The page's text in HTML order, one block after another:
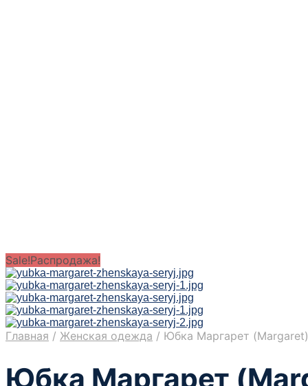
Sale!Распродажа!
Главная / Женская одежда / Юбка Маргарет
Юбка Маргарет